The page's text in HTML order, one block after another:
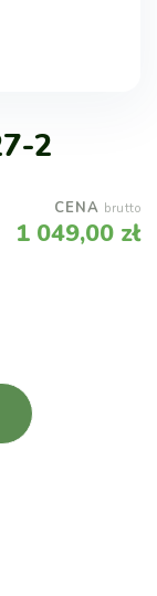
2
CENA brutto
1 049,00 zł